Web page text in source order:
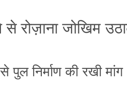
रोज़ाना जोखिम
पुल निर्माण की रखी मांग